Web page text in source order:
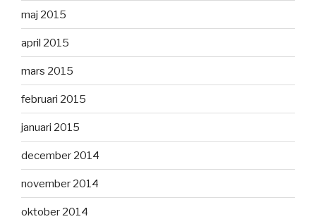
maj 2015
april 2015
mars 2015
februari 2015
januari 2015
december 2014
november 2014
oktober 2014